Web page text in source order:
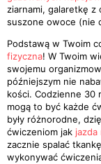
ziarnami, galaretkę
suszone owoce (nie
Podstawą w Twoim
fizyczna! W Twoim
swojemu
późniejszym nie
kości. Codzienne 30
mogą to być każde
były różnorodne,
ćwiczeniom jak jazda
zacznie spalać
wykonywać